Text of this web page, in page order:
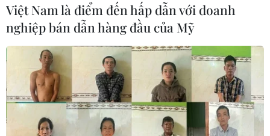
Việt Nam là điểm đến hấp dẫn với doanh
nghiệp bán dẫn hàng đầu của Mỹ